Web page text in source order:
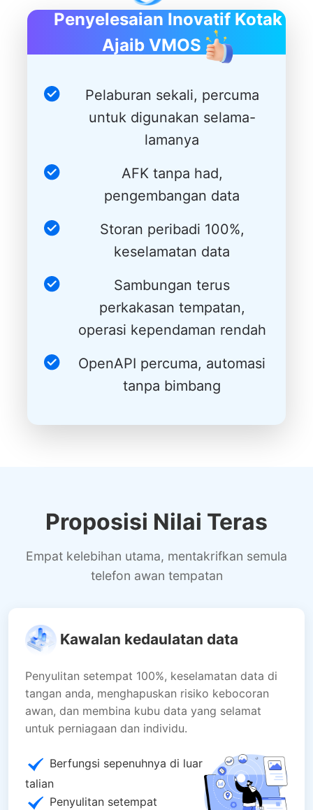
Penyelesaian Inovatif Kotak
Ajaib VMOS
Pelaburan sekali, percuma
untuk digunakan selama-
lamanya
AFK tanpa had,
pengembangan data
Storan peribadi 100%,
keselamatan data
Sambungan terus
perkakasan tempatan,
operasi kependaman rendah
OpenAPI percuma, automasi
tanpa bimbang
Proposisi Nilai Teras
Empat kelebihan utama, mentakrifkan semula
telefon awan tempatan
Kawalan kedaulatan data
Penyulitan setempat 100%, keselamatan data di
tangan anda, menghapuskan risiko kebocoran
awan, dan membina kubu data yang selamat
untuk perniagaan dan individu.
Berfungsi sepenuhnya di luar
talian
Penyulitan setempat